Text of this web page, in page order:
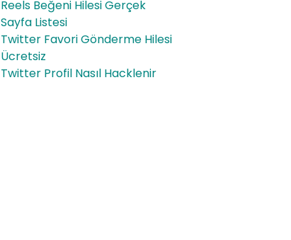
Reels Beğeni Hilesi Gerçek
Sayfa Listesi
Twitter Favori Gönderme Hilesi
Ücretsiz
Twitter Profil Nasıl Hacklenir